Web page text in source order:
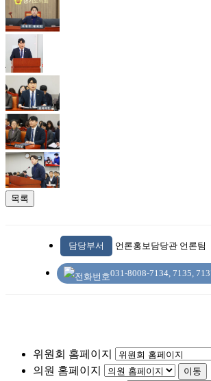
목록
담당부서 언론홍보담당관 언론팀
031-8008-7134, 7135,
위원회 홈페이지
의원 홈페이지 이동